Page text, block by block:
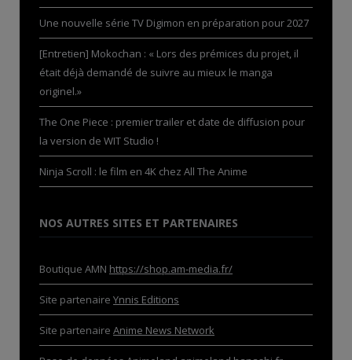
Une nouvelle série TV Digimon en préparation pour 2027
[Entretien] Mokochan : « Lors des prémices du projet, il
était déjà demandé de suivre au mieux le manga
originel.»
The One Piece : premier trailer et date de diffusion pour
la version de WIT Studio !
Ninja Scroll : le film en 4K chez All The Anime
NOS AUTRES SITES ET PARTENAIRES
Boutique AMN https://shop.am-media.fr/
Site partenaire Ynnis Editions
Site partenaire Anime News Network